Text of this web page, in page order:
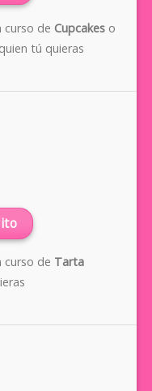
curso de Cupcakeso
tú quieras
curso de Tarta